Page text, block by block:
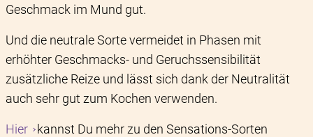
Geschmack im Mund gut.
Und die neutrale Sorte vermeidet in Phasen mit
erhöhter Geschmacks- und Geruchssensibilität
zusätzliche Reize und lässt sich dank der Neutralität
auch sehr gut zum Kochen verwenden.
Hier
kannst Du mehr zu den Sensations-Sorten